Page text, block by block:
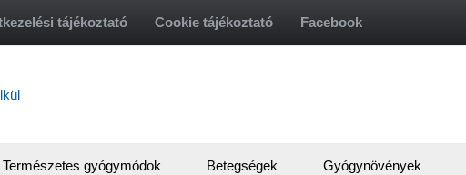
tájékoztató Cookie tájékoztató Facebook
Természetes gyógymódok Betegségek Gyógynövények